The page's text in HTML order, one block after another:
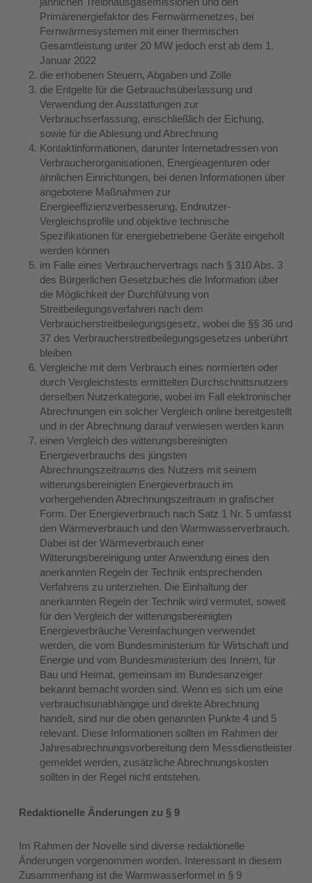
Primärenergiefaktor des Fernwärmenetzes, bei
Fernwärmesystemen mit einer thermischen
Gesamtleistung unter 20 MW jedoch erst ab dem 1.
Januar 2022
die erhobenen Steuern, Abgaben und Zölle
die Entgelte für die Gebrauchsüberlassung und
Verwendung der Ausstattungen zur
Verbrauchserfassung, einschließlich der Eichung,
sowie für die Ablesung und Abrechnung
Kontaktinformationen, darunter Internetadressen von
Verbraucherorganisationen, Energieagenturen oder
ähnlichen Einrichtungen, bei denen Informationen über
angebotene Maßnahmen zur
Energieeffizienzverbesserung, Endnutzer-
Vergleichsprofile und objektive technische
Spezifikationen für energiebetriebene Geräte eingeholt
werden können
im Falle eines Verbrauchervertrags nach § 310 Abs. 3
des Bürgerlichen Gesetzbuches die Information über
die Möglichkeit der Durchführung von
Streitbeilegungsverfahren nach dem
Verbraucherstreitbeilegungsgesetz, wobei die §§ 36 und
37 des Verbraucherstreitbeilegungsgesetzes unberührt
bleiben
Vergleiche mit dem Verbrauch eines normierten oder
durch Vergleichstests ermittelten Durchschnittsnutzers
derselben Nutzerkategorie, wobei im Fall elektronischer
Abrechnungen ein solcher Vergleich online bereitgestellt
und in der Abrechnung darauf verwiesen werden kann
einen Vergleich des witterungsbereinigten
Energieverbrauchs des jüngsten
Abrechnungszeitraums des Nutzers mit seinem
witterungsbereinigten Energieverbrauch im
vorhergehenden Abrechnungszeitraum in grafischer
Form. Der Energieverbrauch nach Satz 1 Nr. 5 umfasst
den Wärmeverbrauch und den Warmwasserverbrauch.
Dabei ist der Wärmeverbrauch einer
Witterungsbereinigung unter Anwendung eines den
anerkannten Regeln der Technik entsprechenden
Verfahrens zu unterziehen. Die Einhaltung der
anerkannten Regeln der Technik wird vermutet, soweit
für den Vergleich der witterungsbereinigten
Energieverbräuche Vereinfachungen verwendet
werden, die vom Bundesministerium für Wirtschaft und
Energie und vom Bundesministerium des Innern, für
Bau und Heimat, gemeinsam im Bundesanzeiger
bekannt bemacht worden sind. Wenn es sich um eine
verbrauchsunabhängige und direkte Abrechnung
handelt, sind nur die oben genannten Punkte 4 und 5
relevant. Diese Informationen sollten im Rahmen der
Jahresabrechnungsvorbereitung dem Messdienstleister
gemeldet werden, zusätzliche Abrechnungskosten
sollten in der Regel nicht entstehen.
Redaktionelle Änderungen zu § 9
Im Rahmen der Novelle sind diverse redaktionelle
Änderungen vorgenommen worden. Interessant in diesem
Zusammenhang ist die Warmwasserformel in § 9